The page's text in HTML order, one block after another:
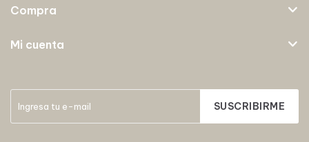
SUSCRIBIRME
Compra
Mi cuenta